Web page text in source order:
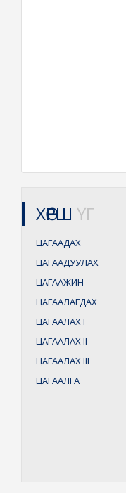
ХӨРШ ҮГ
ЦАГААДАХ
ЦАГААДУУЛАХ
ЦАГААЖИН
ЦАГААЛАГДАХ
ЦАГААЛАХI
ЦАГААЛАХII
ЦАГААЛАХIII
ЦАГААЛГА